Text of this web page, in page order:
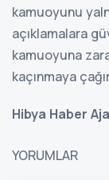
kamuoyunu
açıklamalara
kamuoyuna
kaçınmaya
Hibya Haber
YORUMLAR